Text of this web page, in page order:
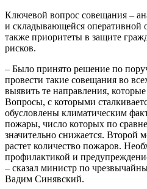
Ключевой вопрос совещания –
и складывающейся оперативной
также приоритеты в защите
рисков.
– Было принято решение по
провести такие совещания во
выявить те направления,
Вопросы, с которыми
обусловлены климатическим
пожары, число которых по
значительно снижается. Второй
растет количество пожаров.
профилактикой и
– сказал министр по
Вадим Синявский.